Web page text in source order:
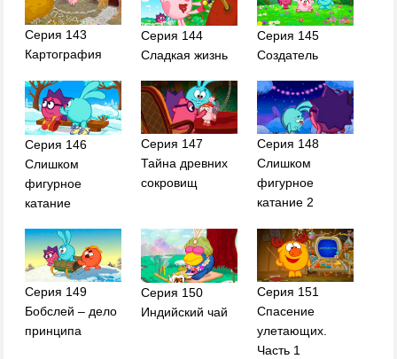
Серия 143
Картография
Серия 144
Сладкая жизнь
Серия 145
Создатель
Серия 146
Слишком
фигурное
катание
Серия 147
Тайна древних
сокровищ
Серия 148
Слишком
фигурное
катание 2
Серия 149
Бобслей – дело
принципа
Серия 150
Индийский чай
Серия 151
Спасение
улетающих.
Часть 1